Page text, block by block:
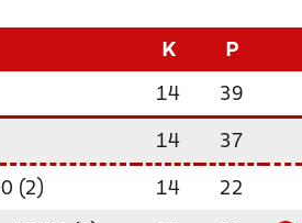
K P
14 39
14 37
(2) 14 22